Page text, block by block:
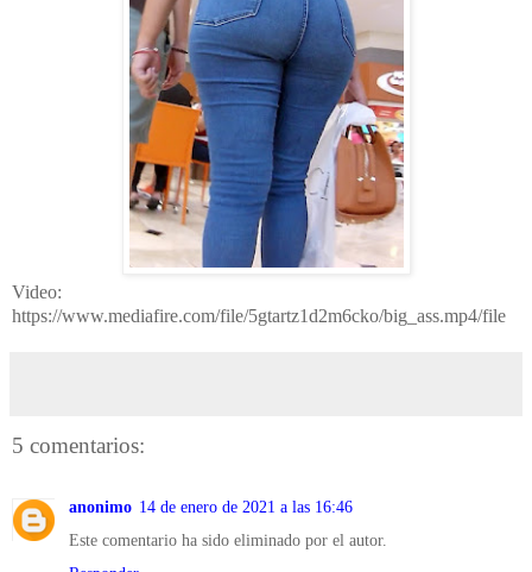
Video:
https://www.mediafire.com/file/5gtartz1d2m6cko/big_ass.mp4/file
5 comentarios:
anonimo 14 de enero de 2021 a las 16:46
Este comentario ha sido eliminado por el autor.